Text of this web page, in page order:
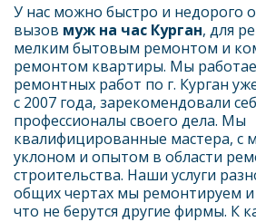
У нас можно быстро и недорого
вызов муж на час Курган, для
мелким бытовым ремонтом и
ремонтом квартиры. Мы
ремонтных работ по г. Курган
с 2007 года, зарекомендовали
профессионалы своего дела. Мы
квалифицированные мастера, с
уклоном и опытом в области
строительства. Наши услуги
общих чертах мы ремонтируем и
что не берутся другие фирмы. К